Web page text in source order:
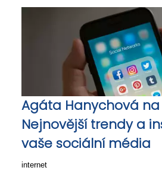
Agáta Hanychová
Nejnovější trendy a
vaše sociální média
internet